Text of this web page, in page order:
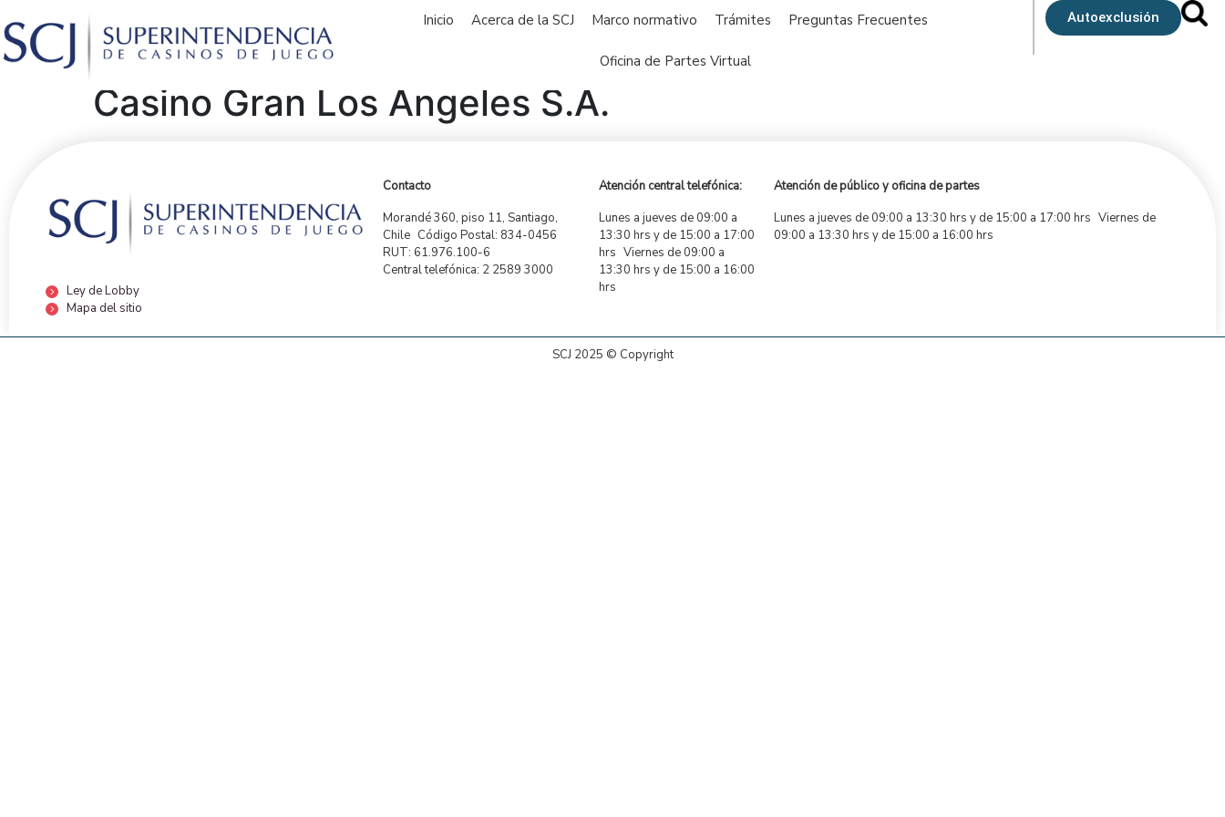
Inicio Acerca de la SCJ Marco normativo Trámites Preguntas Frecuentes
Oficina de Partes Virtual
Autoexclusión
Casino Gran Los Ángeles S.A.
Ley de Lobby
Mapa del sitio
Contacto
Morandé 360, piso 11, Santiago,
Chile Código Postal: 834-0456
RUT: 61.976.100-6
Central telefónica: 2 2589 3000
Atención central telefónica:
Lunes a jueves de 09:00 a
13:30 hrs y de 15:00 a 17:00
hrs Viernes de 09:00 a
13:30 hrs y de 15:00 a 16:00
hrs
Atención de público y oficina de partes
Lunes a jueves de 09:00 a 13:30 hrs y de 15:00 a 17:00 hrs Viernes de
09:00 a 13:30 hrs y de 15:00 a 16:00 hrs
SCJ 2025 © Copyright